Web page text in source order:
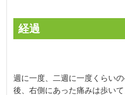
経過
週に一度、二週に一度くらい
後、右側にあった痛みは歩い